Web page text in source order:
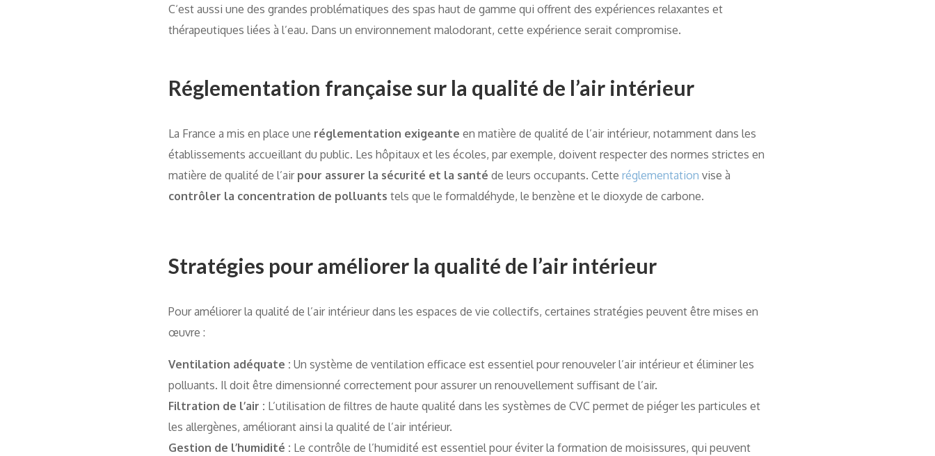
C‘est aussi une des grandes problématiques des spas haut de gamme qui offrent des expériences relaxantes et
thérapeutiques liées à l’eau. Dans un environnement malodorant, cette expérience serait compromise.
Réglementation française sur la qualité de l’air intérieur
La France a mis en place une réglementation exigeante en matière de qualité de l’air intérieur, notamment dans les
établissements accueillant du public. Les hôpitaux et les écoles, par exemple, doivent respecter des normes strictes en
matière de qualité de l’air pour assurer la sécurité et la santé de leurs occupants. Cette réglementation vise à
contrôler la concentration de polluants tels que le formaldéhyde, le benzène et le dioxyde de carbone.
Stratégies pour améliorer la qualité de l’air intérieur
Pour améliorer la qualité de l’air intérieur dans les espaces de vie collectifs, certaines stratégies peuvent être mises en
œuvre :
Ventilation adéquate : Un système de ventilation efficace est essentiel pour renouveler l’air intérieur et éliminer les
polluants. Il doit être dimensionné correctement pour assurer un renouvellement suffisant de l’air.
Filtration de l’air : L’utilisation de filtres de haute qualité dans les systèmes de CVC permet de piéger les particules et
les allergènes, améliorant ainsi la qualité de l’air intérieur.
Gestion de l’humidité : Le contrôle de l’humidité est essentiel pour éviter la formation de moisissures, qui peuvent